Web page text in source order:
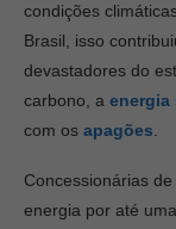
condições
Brasil, isso
devastadores do
carbono, a energia
com os apagões
Concessionárias
energia por até